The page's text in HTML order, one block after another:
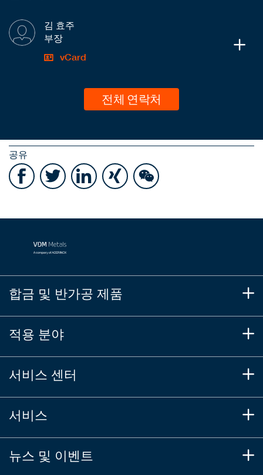
김 효주
부장
vCard
전체 연락처
공유
합금 및 반가공 제품
적용 분야
서비스 센터
서비스
뉴스 및 이벤트